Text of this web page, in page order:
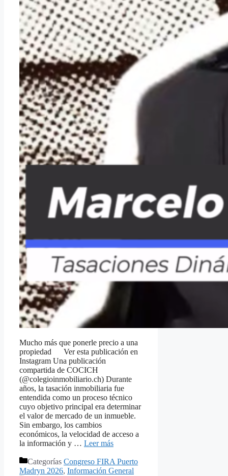
Mucho más que ponerle precio a una
propiedad Ver esta publicación en
Instagram Una publicación
compartida de COCICH
(@colegioinmobiliario.ch) Durante
años, la tasación inmobiliaria fue
entendida como un proceso técnico
cuyo objetivo principal era determinar
el valor de mercado de un inmueble.
Sin embargo, los cambios
económicos, la velocidad de acceso a
la información y … Leer más
Categorías Congreso FIRA Puerto
Madryn 2026, Información General